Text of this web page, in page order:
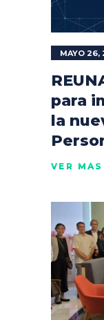
MAYO 26,
para
la
VER MÁS